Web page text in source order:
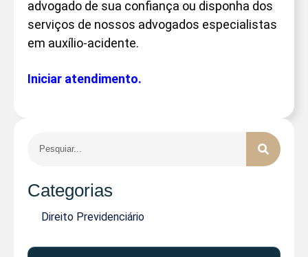
advogado de sua confiança ou disponha dos
serviços de nossos advogados especialistas
em auxílio-acidente.
Iniciar atendimento.
Categorias
Direito Previdenciário